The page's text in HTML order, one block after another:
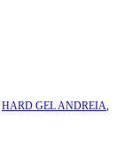
HARD GEL ANDREIA,